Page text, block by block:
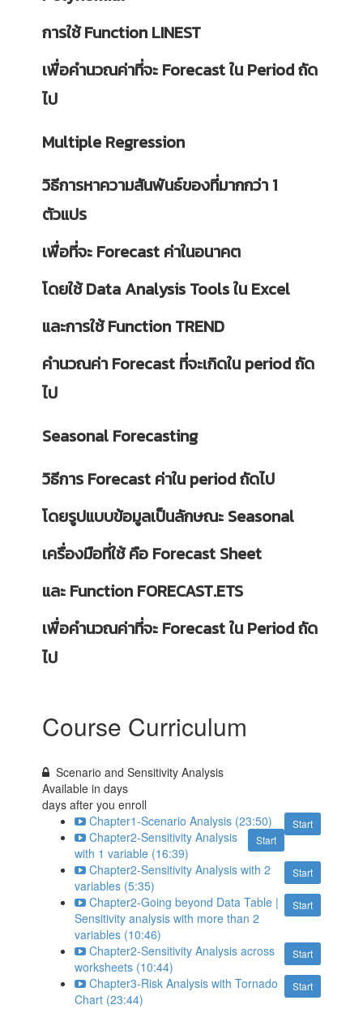
การใช้ Function LINEST
เพื่อคำนวณค่าที่จะ Forecast ใน Period ถัด
ไป
Multiple Regression
วิธีการหาความสันพันธ์ของที่มากกว่า 1
ตัวแปร
เพื่อที่จะ Forecast ค่าในอนาคต
โดยใช้ Data Analysis Tools ใน Excel
และการใช้ Function TREND
คำนวณค่า Forecast ที่จะเกิดใน period ถัด
ไป
Seasonal Forecasting
วิธีการ Forecast ค่าใน period ถัดไป
โดยรูปแบบข้อมูลเป็นลักษณะ Seasonal
เครื่องมือที่ใช้ คือ Forecast Sheet
และ Function FORECAST.ETS
เพื่อคำนวณค่าที่จะ Forecast ใน Period ถัด
ไป
Course Curriculum
Scenario and Sensitivity Analysis
Available indays
days after you enroll
Start
Chapter1-Scenario Analysis (23:50)
Start
Chapter2-Sensitivity Analysis
with 1 variable (16:39)
Start
Chapter2-Sensitivity Analysis with 2
variables (5:35)
Start
Chapter2-Going beyond Data Table |
Sensitivity analysis with more than 2
variables (10:46)
Start
Chapter2-Sensitivity Analysis across
worksheets (10:44)
Start
Chapter3-Risk Analysis with Tornado
Chart (23:44)